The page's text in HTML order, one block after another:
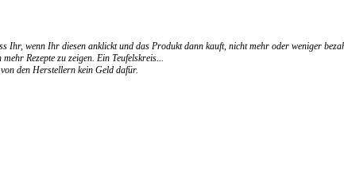
Ihr, wenn Ihr diesen anklickt und das Produkt dann kauft, nicht mehr oder weniger
Rezepte zu zeigen. Ein Teufelskreis...
den Herstellern kein Geld dafür.